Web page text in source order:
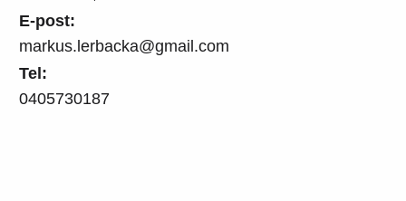
E-post:
markus.lerbacka@gmail.com
Tel:
0405730187